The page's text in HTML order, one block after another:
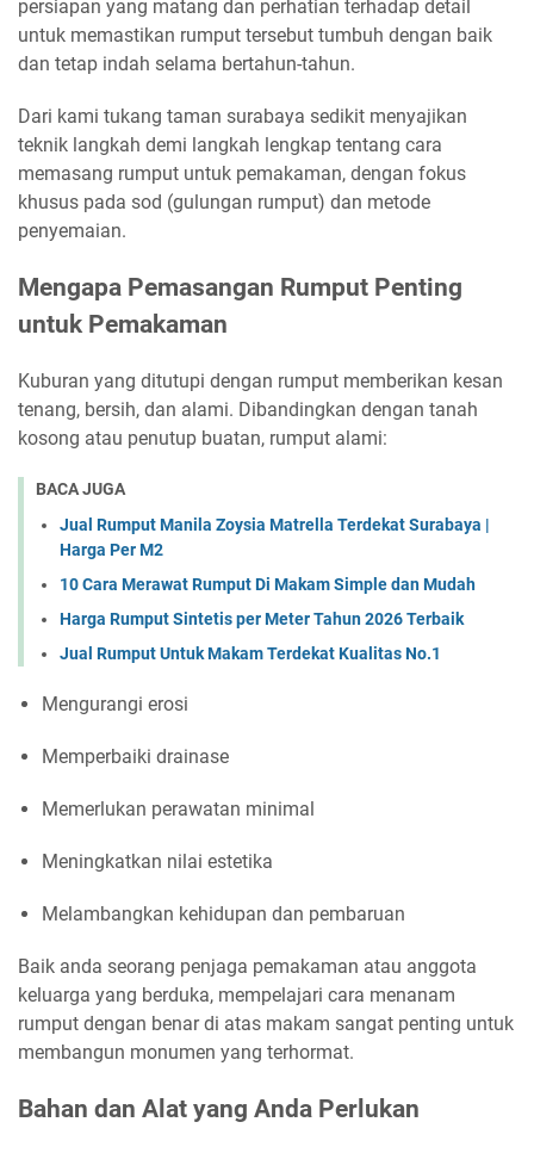
persiapan yang matang dan perhatian terhadap detail
untuk memastikan rumput tersebut tumbuh dengan baik
dan tetap indah selama bertahun-tahun.
Dari kami tukang taman surabaya sedikit menyajikan
teknik langkah demi langkah lengkap tentang cara
memasang rumput untuk pemakaman, dengan fokus
khusus pada sod (gulungan rumput) dan metode
penyemaian.
Mengapa Pemasangan Rumput Penting
untuk Pemakaman
Kuburan yang ditutupi dengan rumput memberikan kesan
tenang, bersih, dan alami. Dibandingkan dengan tanah
kosong atau penutup buatan, rumput alami:
BACA JUGA
Jual Rumput Manila Zoysia Matrella Terdekat Surabaya |
Harga Per M2
10 Cara Merawat Rumput Di Makam Simple dan Mudah
Harga Rumput Sintetis per Meter Tahun 2026 Terbaik
Jual Rumput Untuk Makam Terdekat Kualitas No.1
Mengurangi erosi
Memperbaiki drainase
Memerlukan perawatan minimal
Meningkatkan nilai estetika
Melambangkan kehidupan dan pembaruan
Baik anda seorang penjaga pemakaman atau anggota
keluarga yang berduka, mempelajari cara menanam
rumput dengan benar di atas makam sangat penting untuk
membangun monumen yang terhormat.
Bahan dan Alat yang Anda Perlukan